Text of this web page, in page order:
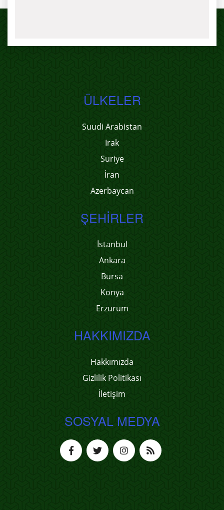
ÜLKELER
Suudi Arabistan
Irak
Suriye
İran
Azerbaycan
ŞEHIRLER
İstanbul
Ankara
Bursa
Konya
Erzurum
HAKKIMIZDA
Hakkımızda
Gizlilik Politikası
İletişim
SOSYAL MEDYA